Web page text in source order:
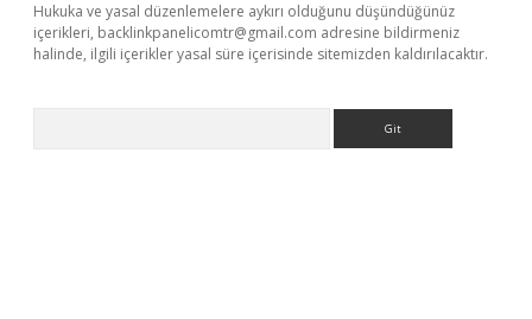
Hukuka ve yasal düzenlemelere aykırı olduğunu düşündüğünüz
içerikleri, backlinkpanelicomtr@gmail.com adresine bildirmeniz
halinde, ilgili içerikler yasal süre içerisinde sitemizden kaldırılacaktır.